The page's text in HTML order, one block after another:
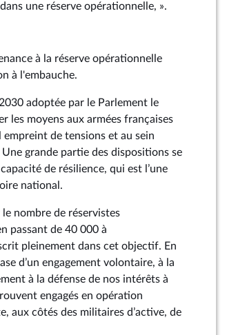
une réserve opérationnelle, ».
à la réserve opérationnelle
à l'embauche.
adoptée par le Parlement le
les moyens aux armées françaises
de tensions et au sein
grande partie des dispositions se
de résilience, qui est l’une
national.
nombre de réservistes
passant de 40 000 à
pleinement dans cet objectif. En
d’un engagement volontaire, à la
à la défense de nos intérêts à
engagés en opération
aux côtés des militaires d’active, de